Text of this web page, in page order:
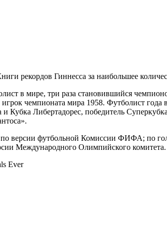
рекордов Гиннесса за наибольшее
в мире, три раза становившийся
чемпионата мира 1958. Футболист
Кубка Либертадорес, победитель
версии футбольной Комиссии ФИФА; по
Международного Олимпийского комитета.